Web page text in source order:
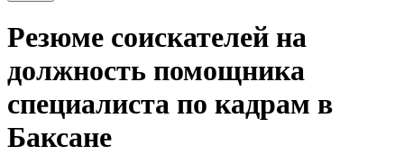
Резюме соискателей на
должность помощника
специалиста по кадрам в
Баксане